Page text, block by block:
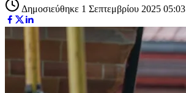
Δημοσιεύθηκε 1 Σεπτεμβρίου 2025 05:03